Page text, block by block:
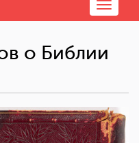
Toggle
о Библии